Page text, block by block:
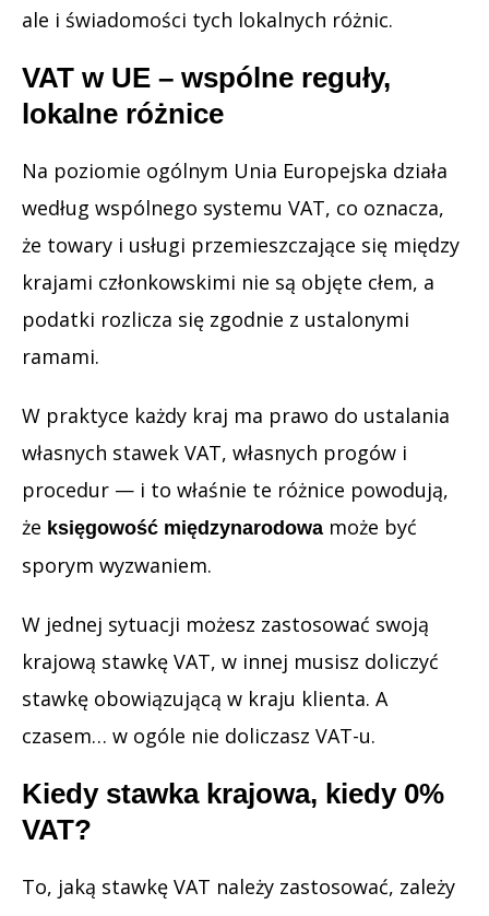
ale i świadomości tych lokalnych różnic.
VAT w UE – wspólne reguły,
lokalne różnice
Na poziomie ogólnym Unia Europejska działa
według wspólnego systemu VAT, co oznacza,
że towary i usługi przemieszczające się między
krajami członkowskimi nie są objęte cłem, a
podatki rozlicza się zgodnie z ustalonymi
ramami.
W praktyce każdy kraj ma prawo do ustalania
własnych stawek VAT, własnych progów i
procedur — i to właśnie te różnice powodują,
że księgowość międzynarodowa może być
sporym wyzwaniem.
W jednej sytuacji możesz zastosować swoją
krajową stawkę VAT, w innej musisz doliczyć
stawkę obowiązującą w kraju klienta. A
czasem… w ogóle nie doliczasz VAT-u.
Kiedy stawka krajowa, kiedy 0%
VAT?
To, jaką stawkę VAT należy zastosować, zależy